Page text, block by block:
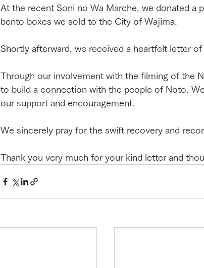
At the recent Soni no Wa Marche, we donated
bento boxes we sold to the City of Wajima.
Shortly afterward, we received a heartfelt letter
Through our involvement with the filming of the
to build a connection with the people of Noto.
our support and encouragement.
We sincerely pray for the swift recovery and
Thank you very much for your kind letter and